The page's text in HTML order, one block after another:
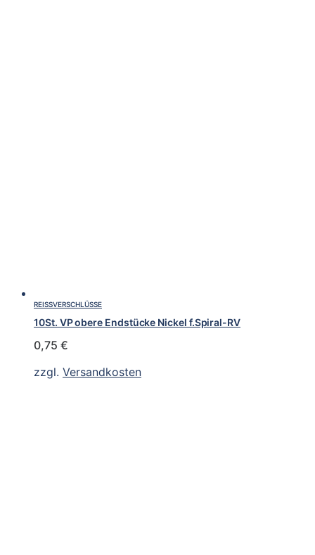
REISSVERSCHLÜSSE
10St. VP obere Endstücke Nickel f.Spiral-RV
0,75 €
zzgl. Versandkosten